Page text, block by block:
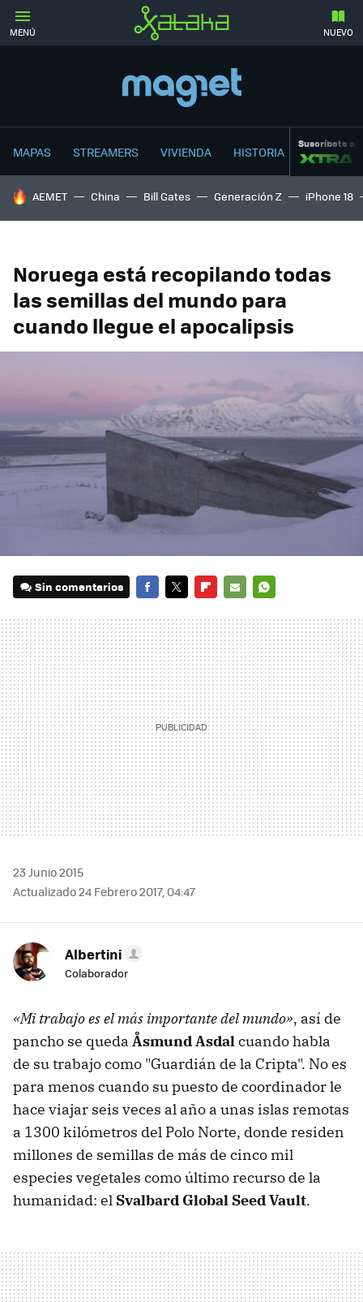
MENÚ NUEVO
MAPAS STREAMERS VIVIENDA HISTORIA Suscríbete a
HOY SE HABLA DE
AEMET China Bill Gates Generación Z iPhone 18
Noruega está recopilando todas
las semillas del mundo para
cuando llegue el apocalipsis
Sin comentarios
MAIL
23 Junio 2015
Actualizado 24 Febrero 2017, 04:47
Albertini
Colaborador
«Mi trabajo es el más importante del mundo», así de
pancho se queda Åsmund Asdalcuando habla
de su trabajo como "Guardián de la Cripta". No es
para menos cuando su puesto de coordinador le
hace viajar seis veces al año a unas islas remotas
a 1300 kilómetros del Polo Norte, donde residen
millones de semillas de más de cinco mil
especies vegetales como último recurso de la
humanidad: el Svalbard Global Seed Vault.